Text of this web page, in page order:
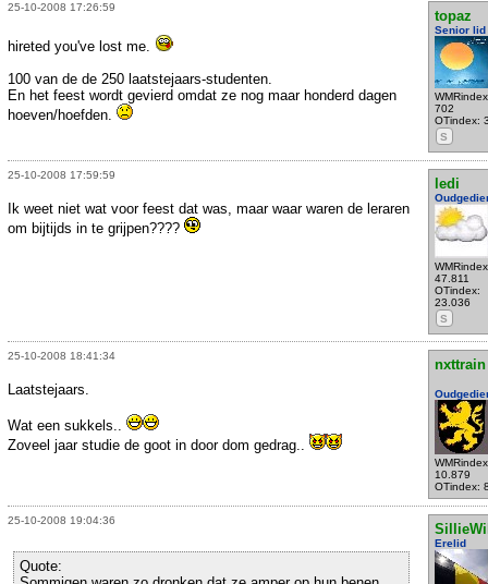
25-10-2008 17:26:59
topaz
Senior lid
702
OTindex:
S
hireted you've lost me.
100 van de de 250 laatstejaars-studenten.
En het feest wordt gevierd omdat ze nog maar honderd dagen
hoeven/hoefden.
25-10-2008 17:59:59
ledi
47.811
OTindex:
23.036
S
Ik weet niet wat voor feest dat was, maar waar waren de leraren
om bijtijds in te grijpen????
25-10-2008 18:41:34
nxttrain
10.879
OTindex:
Laatstejaars.
Wat een sukkels..
Zoveel jaar studie de goot in door dom gedrag..
25-10-2008 19:04:36
Erelid
Quote: